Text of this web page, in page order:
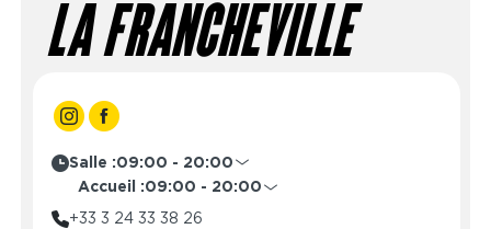
LA FRANCHEVILLE
Salle :09:00 - 20:00
Lundi
06:00 - 22:00
Mardi
06:00 - 22:00
Accueil :09:00 - 20:00
Lundi
+33 3 24 33 38 26